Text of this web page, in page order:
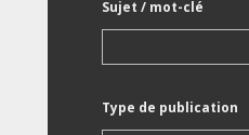
Sujet / mot-clé
Type de publication